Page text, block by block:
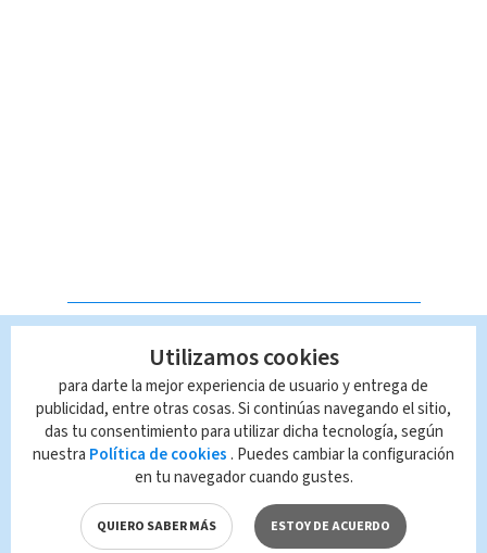
LAS MÁS VISTAS
Utilizamos cookies
para darte la mejor experiencia de usuario y entrega de
publicidad, entre otras cosas. Si continúas navegando el sitio,
das tu consentimiento para utilizar dicha tecnología, según
nuestra Política de cookies . Puedes cambiar la configuración
en tu navegador cuando gustes.
QUIERO SABER MÁS ESTOY DE ACUERDO